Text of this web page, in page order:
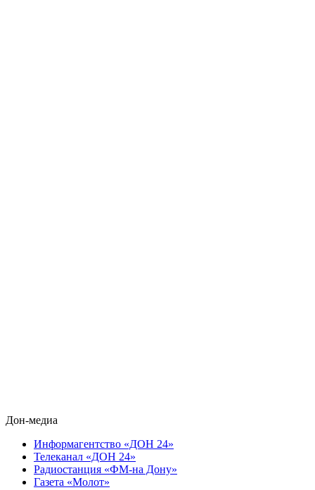
Дон-медиа
Информагентство «ДОН 24»
Телеканал «ДОН 24»
Радиостанция «ФМ-на Дону»
Газета «Молот»